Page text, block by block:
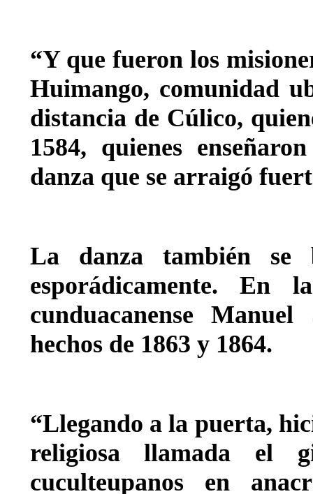
“Y que fueron los
Huimango, comunidad
distancia de Cúlico,
1584, quienes
danza que se arraigó
La danza también se
esporádicamente. En
cunduacanense
hechos de 1863 y 1864.
“Llegando a la puerta,
religiosa llamada el
cuculteupanos en